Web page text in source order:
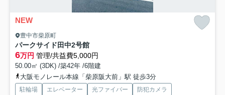
NEW
豊中市柴原町
パークサイド田中2号館
6万円 管理/共益費5,000円
50.00㎡ (3DK) /築42年 /6階建
大阪モノレール本線「柴原阪大前」駅 徒歩3分
駐輪場 エレベーター 光ファイバー 防犯カメラ